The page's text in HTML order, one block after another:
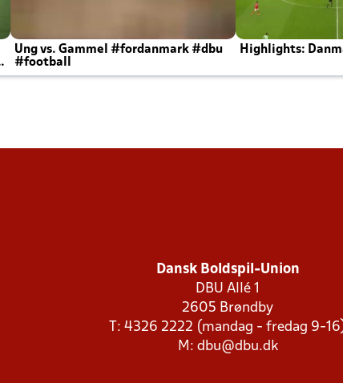
Ung vs. Gammel #fordanmark #dbu
#football
Highlights:
Dansk Boldspil-Union
DBU Allé 1
2605 Brøndby
T: 4326 2222 (mandag - fredag 9-
M: dbu@dbu.dk